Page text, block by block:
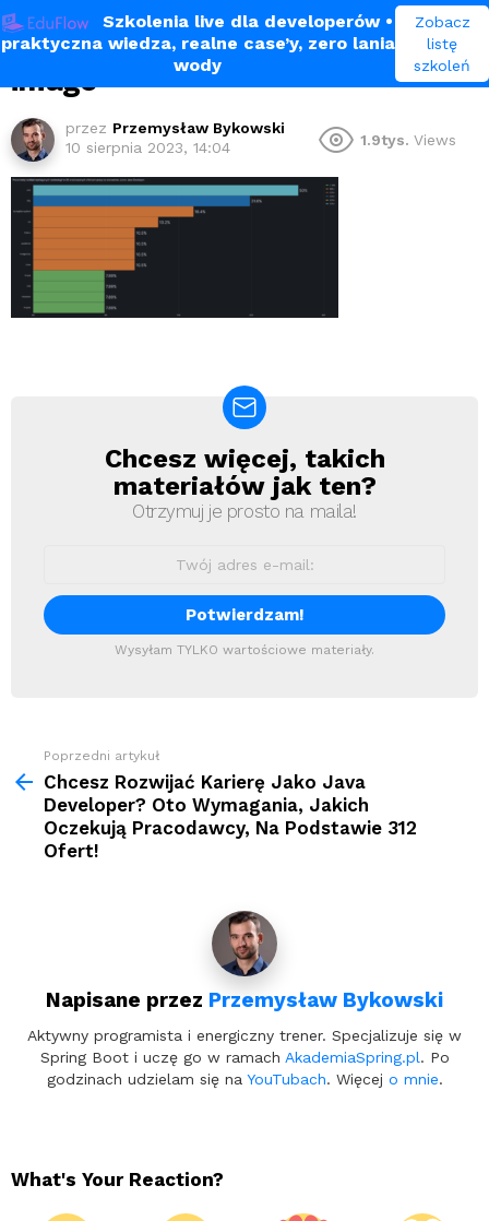
Szkolenia live dla developerów•
praktyczna wiedza, realne case’y, zero lania
wody
Zobacz
listę
szkoleń
image
przez Przemysław Bykowski
10 sierpnia 2023, 14:04
1.9tys. Views
NewsletterChcesz więcej, takich
materiałów jak ten?
Otrzymuj je prosto na maila!
Wysyłam TYLKO wartościowe materiały.
Zobacz
więcej
Poprzedni artykuł
Chcesz Rozwijać Karierę Jako Java
Developer? Oto Wymagania, Jakich
Oczekują Pracodawcy, Na Podstawie 312
Ofert!
Napisane przez Przemysław Bykowski
Aktywny programista i energiczny trener. Specjalizuje się w
Spring Boot i uczę go w ramach AkademiaSpring.pl. Po
godzinach udzielam się na YouTubach. Więcej o mnie.
What's Your Reaction?